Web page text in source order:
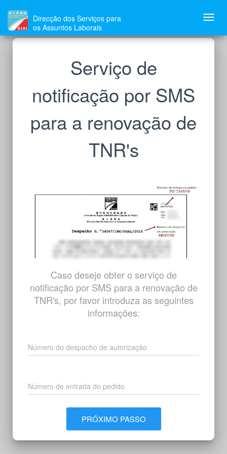
Direcção dos Serviços para
os Assuntos Laborais
Serviço de
notificação por SMS
para a renovação de
TNR's
Caso deseje obter o serviço de
notificação por SMS para a renovação de
TNR's, por favor introduza as seguintes
informações:
Número do despacho de autorização
Número de entrada do pedido
PRÓXIMO PASSO